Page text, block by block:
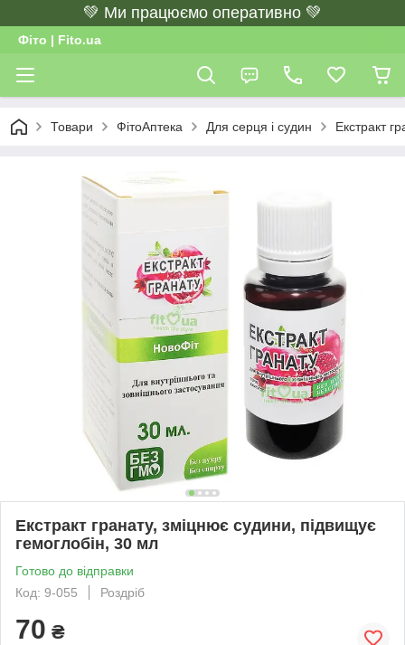
💚 Ми працюємо оперативно 💚
Фіто | Fito.ua
Товари ФітоАптека Для серця і судин Екстракт
Екстракт гранату, зміцнює судини, підвищує
гемоглобін, 30 мл
Готово до відправки
Код: 9-055
Роздріб
70 ₴